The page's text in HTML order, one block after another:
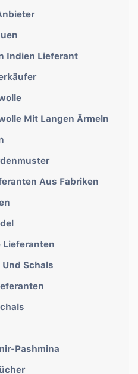
Indien Lieferant
Mit Langen Ärmeln
Aus Fabriken
Schals
Pashmina